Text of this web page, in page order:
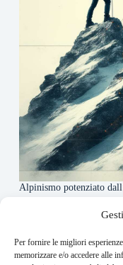
Per fornire le migliori
memorizzare e/o accedere alle
Alpinismo potenziato
About this website